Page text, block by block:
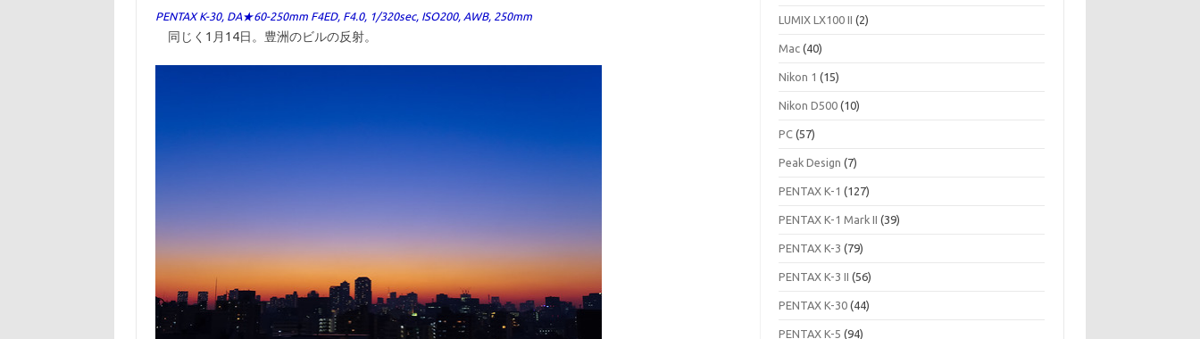
PENTAX K-30, DA★60-250mm F4ED, F4.0, 1/320sec, ISO200, AWB, 250mm
同じく1月14日。豊洲のビルの反射。
LUMIX LX100 II (2)
Mac (40)
Nikon 1 (15)
Nikon D500 (10)
PC (57)
Peak Design (7)
PENTAX K-1 (127)
PENTAX K-1 Mark II (39)
PENTAX K-3 (79)
PENTAX K-3 II (56)
PENTAX K-30 (44)
PENTAX K-5 (94)